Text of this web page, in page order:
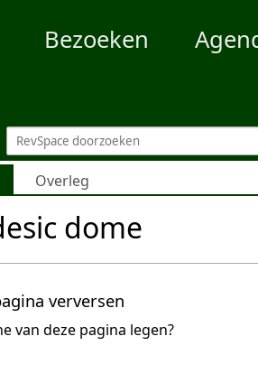
Bezoeken
Overleg
dome
verversen
van deze pagina legen?